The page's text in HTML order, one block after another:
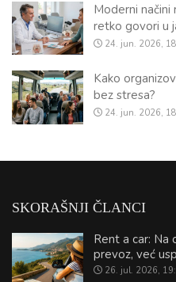
Moderni načini
retko govori u
24. jun. 2026,
Kako
bez stresa?
24. jun. 2026,
SKORAŠNJI ČLANCI
Rent a car:
prevoz, već
26. jul. 2026,